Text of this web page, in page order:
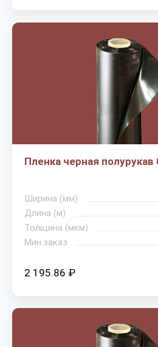
Пленка черная
Ширина (мм)
Длина (м)
Толщина (мкм)
Мин.заказ
2 195.86 ₽